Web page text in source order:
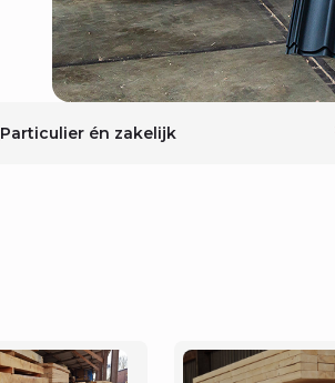
Particulier én zakelijk